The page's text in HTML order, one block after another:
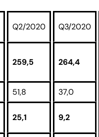
Q2/2020 Q3/2020
259,5 264,4
51,8
37,0
25,1 9,2